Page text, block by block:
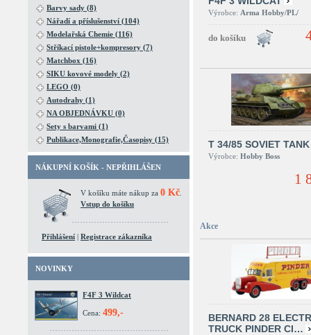
Barvy sady (8)
Nářadí a příslušenství (104)
Modelařská Chemie (116)
Stříkací pistole+kompresory (7)
Matchbox (16)
SIKU kovové modely (2)
LEGO (0)
Autodrahy (1)
NA OBJEDNÁVKU (0)
Sety s barvami (1)
Publikace,Monografie,Časopisy (15)
NÁKUPNÍ KOŠÍK - NEPŘIHLÁŠEN
V košíku máte nákup za 0 Kč
Vstup do košíku
Přihlášení | Registrace zákazníka
NOVINKY
F4F 3 Wildcat
Cena: 499,-
Výrobce: Arma Hobby/PL/
T 34/85 SOVIET TANK
Výrobce: Hobby Boss
1
Akce
BERNARD 28
TRUCK PINDER CI…